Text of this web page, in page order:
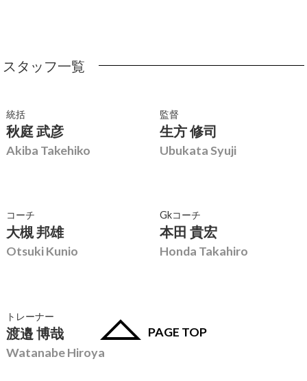
スタッフ一覧
統括
秋庭 武彦
Akiba Takehiko
監督
生方 修司
Ubukata Syuji
コーチ
大槻 邦雄
Otsuki Kunio
Gkコーチ
本田 貴宏
Honda Takahiro
トレーナー
渡邉 博哉
Watanabe Hiroya
PAGE TOP